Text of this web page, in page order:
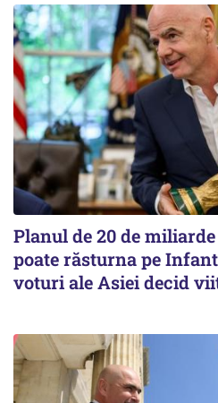
Planul de 20 de
poate răsturna pe
voturi ale Asiei decid